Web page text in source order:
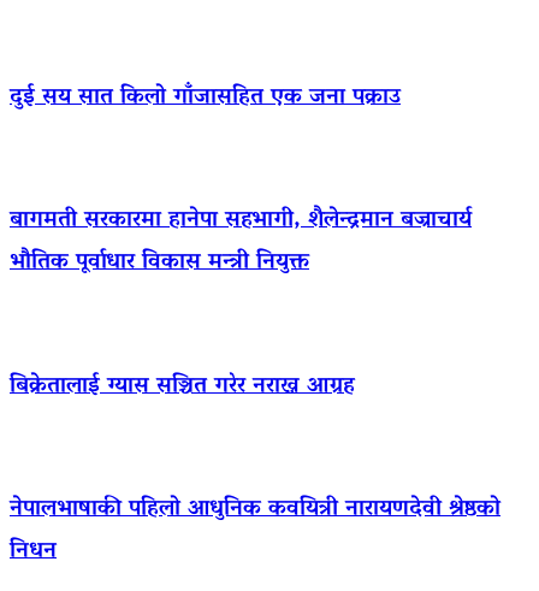
दुई सय सात किलो गाँजासहित एक जना पक्राउ
बागमती सरकारमा हानेपा सहभागी, शैलेन्द्रमान बज्राचार्य
भौतिक पूर्वाधार विकास मन्त्री नियुक्त
बिक्रेतालाई ग्यास सञ्चित गरेर नराख्न आग्रह
नेपालभाषाकी पहिलो आधुनिक कवयित्री नारायणदेवी श्रेष्ठको
निधन